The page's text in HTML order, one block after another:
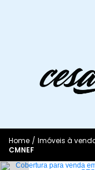
Home / Imóveis à
CMNEF